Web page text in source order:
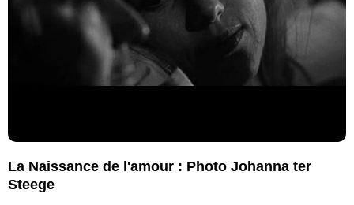
La Naissance de l'amour : Photo Johanna ter
Steege